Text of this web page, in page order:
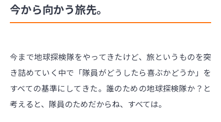
今から向かう旅先。
今まで地球探検隊をやってきたけど、旅というものを突
き詰めていく中で「隊員がどうしたら喜ぶかどうか」を
すべての基準にしてきた。誰のための地球探検隊か？と
考えると、隊員のためだからね、すべては。